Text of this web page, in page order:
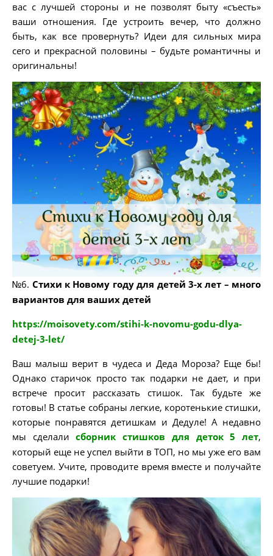
вас с лучшей стороны и не позволят быту «съесть»
ваши отношения. Где устроить вечер, что должно
быть, как все провернуть? Идеи для сильных мира
сего и прекрасной половины – будьте романтичны и
оригинальны!
№6. Стихи к Новому году для детей 3-х лет – много
вариантов для ваших детей
https://moisovety.com/stihi-k-novomu-godu-dlya-
detej-3-let/
Ваш малыш верит в чудеса и Деда Мороза? Еще бы!
Однако старичок просто так подарки не дает, и при
встрече просит рассказать стишок. Так будьте же
готовы! В статье собраны легкие, коротенькие стишки,
которые понравятся детишкам и Дедуле! А недавно
мы сделалисборник стишков для деток 5 лет,
который еще не успел выйти в ТОП, но мы уже его вам
советуем. Учите, проводите время вместе и получайте
лучшие подарки!